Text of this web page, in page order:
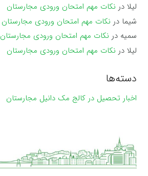
لیلا در نکات مهم امتحان ورودی مجارستان
شیما در نکات مهم امتحان ورودی مجارستان
سمیه در نکات مهم امتحان ورودی مجارستان
لیلا در نکات مهم امتحان ورودی مجارستان
دسته‌ها
اخبار تحصیل در کالج مک دانیل مجارستان